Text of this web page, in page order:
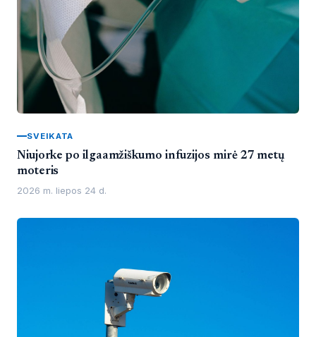
SVEIKATA
Niujorke po ilgaamžiškumo infuzijos mirė 27 metų
moteris
2026 m. liepos 24 d.